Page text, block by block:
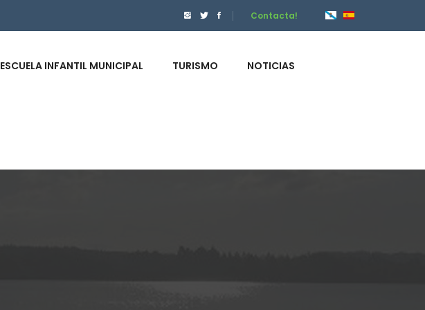
Contacta!
ESCUELA INFANTIL MUNICIPAL TURISMO NOTICIAS